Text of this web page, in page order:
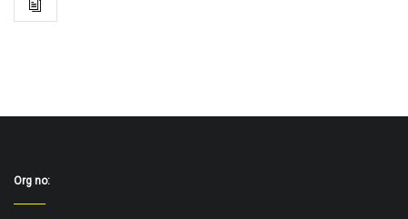
Org no: